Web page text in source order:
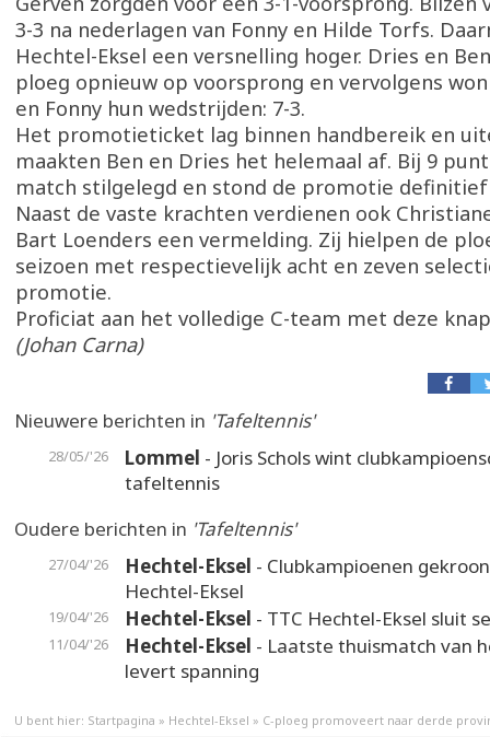
3-3 na nederlagen van Fonny en Hilde Torfs.
Hechtel-Eksel een versnelling hoger. Dries en
ploeg opnieuw op voorsprong en vervolgens
en Fonny hun wedstrijden: 7-3.
Het promotieticket lag binnen handbereik en
maakten Ben en Dries het helemaal af. Bij 9
match stilgelegd en stond de promotie definitief
Naast de vaste krachten verdienen ook
Bart Loenders een vermelding. Zij hielpen de
seizoen met respectievelijk acht en zeven
promotie.
Proficiat aan het volledige C-team met deze
(Johan Carna)
Nieuwere berichten in 'Tafeltennis'
28/05/'26 Lommel - Joris Schols wint
tafeltennis
Oudere berichten in 'Tafeltennis'
27/04/'26 Hechtel-Eksel - Clubkampioenen
Hechtel-Eksel
19/04/'26 Hechtel-Eksel - TTC Hechtel-Eksel sluit
11/04/'26 Hechtel-Eksel - Laatste thuismatch van
levert spanning
U bent hier: Startpagina » Hechtel-Eksel » C-ploeg promoveert naar derde